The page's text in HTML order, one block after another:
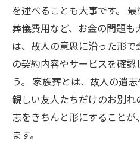
を述べることも大事です。
葬儀費用など、お金の問題も
は、故人の意思に沿った形
の契約内容やサービスを確認
う。 家族葬とは、故人の遺
親しい友人たちだけのお別
志をきちんと形にすること
ます。